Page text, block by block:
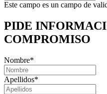
Este campo es un campo de
PIDE
COMPROMISO
Nombre*
Apellidos*